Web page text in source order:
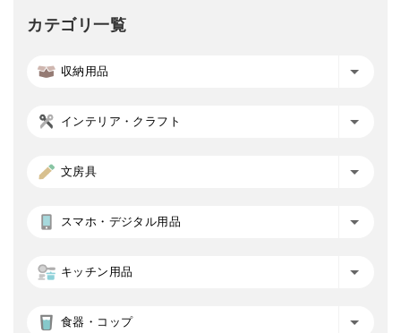
カテゴリ一覧
収納用品
インテリア・クラフト
文房具
スマホ・デジタル用品
キッチン用品
食器・コップ